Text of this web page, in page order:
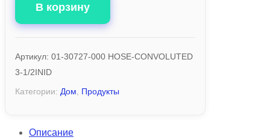
В корзину
Артикул: 01-30727-000 HOSE-CONVOLUTED
3-1/2INID
Категории: Дом Продукты
Описание